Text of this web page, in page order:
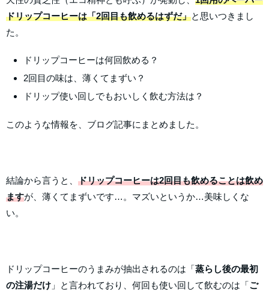
ドリップコーヒーは「2回目も飲めるはずだ」と思いつきまし
た。
ドリップコーヒーは何回飲める？
2回目の味は、薄くてまずい？
ドリップ使い回しでもおいしく飲む方法は？
このような情報を、ブログ記事にまとめました。
結論から言うと、 ドリップコーヒーは2回目も飲めることは飲め
ますが、薄くてまずいです…。マズいというか…美味しくな
い。
ドリップコーヒーのうまみが抽出されるのは「蒸らし後の最初
の注湯だけ 」と言われており、何回も使い回して飲むのは「ご